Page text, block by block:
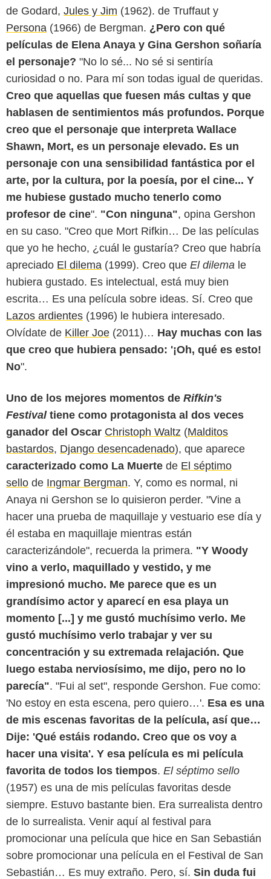
de Godard, Jules y Jim (1962). de Truffaut y
Persona (1966) de Bergman. ¿Pero con qué
películas de Elena Anaya y Gina Gershon soñaría
el personaje? "No lo sé... No sé si sentiría
curiosidad o no. Para mí son todas igual de queridas.
Creo que aquellas que fuesen más cultas y que
hablasen de sentimientos más profundos. Porque
creo que el personaje que interpreta Wallace
Shawn, Mort, es un personaje elevado. Es un
personaje con una sensibilidad fantástica por el
arte, por la cultura, por la poesía, por el cine... Y
me hubiese gustado mucho tenerlo como
profesor de cine". "Con ninguna", opina Gershon
en su caso. "Creo que Mort Rifkin… De las películas
que yo he hecho, ¿cuál le gustaría? Creo que habría
apreciado El dilema (1999). Creo que El dilema le
hubiera gustado. Es intelectual, está muy bien
escrita… Es una película sobre ideas. Sí. Creo que
Lazos ardientes (1996) le hubiera interesado.
Olvídate de Killer Joe (2011)… Hay muchas con las
que creo que hubiera pensado: '¡Oh, qué es esto!
No".
Uno de los mejores momentos de Rifkin's
Festivaltiene como protagonista al dos veces
ganador del Oscar Christoph Waltz (Malditos
bastardos, Django desencadenado), que aparece
caracterizado como La Muerte de El séptimo
sello de Ingmar Bergman. Y, como es normal, ni
Anaya ni Gershon se lo quisieron perder. "Vine a
hacer una prueba de maquillaje y vestuario ese día y
él estaba en maquillaje mientras están
caracterizándole", recuerda la primera. "Y Woody
vino a verlo, maquillado y vestido, y me
impresionó mucho. Me parece que es un
grandísimo actor y aparecí en esa playa un
momento [...] y me gustó muchísimo verlo. Me
gustó muchísimo verlo trabajar y ver su
concentración y su extremada relajación. Que
luego estaba nerviosísimo, me dijo, pero no lo
parecía". "Fui al set", responde Gershon. Fue como:
'No estoy en esta escena, pero quiero…'. Esa es una
de mis escenas favoritas de la película, así que…
Dije: 'Qué estáis rodando. Creo que os voy a
hacer una visita'. Y esa película es mi película
favorita de todos los tiempos. El séptimo sello
(1957) es una de mis películas favoritas desde
siempre. Estuvo bastante bien. Era surrealista dentro
de lo surrealista. Venir aquí al festival para
promocionar una película que hice en San Sebastián
sobre promocionar una película en el Festival de San
Sebastián… Es muy extraño. Pero, sí. Sin duda fui